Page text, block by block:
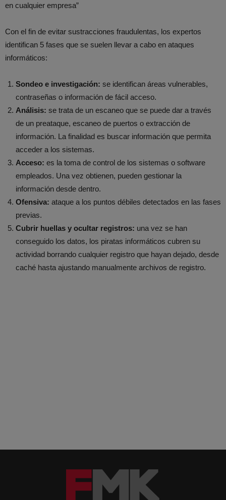
en cualquier empresa”
Con el fin de evitar sustracciones fraudulentas, los expertos
identifican 5 fases que se suelen llevar a cabo en ataques
informáticos:
Sondeo e investigación: se identifican áreas vulnerables,
contraseñas o información de fácil acceso.
Análisis: se trata de un escaneo que se puede dar a través
de un preataque, escaneo de puertos o extracción de
información. La finalidad es buscar información que permita
acceder a los sistemas.
Acceso: es la toma de control de los sistemas o software
empleados. Una vez obtienen, pueden gestionar la
información desde dentro.
Ofensiva: ataque a los puntos débiles detectados en las fases
previas.
Cubrir huellas y ocultar registros: una vez se han
conseguido los datos, los piratas informáticos cubren su
actividad borrando cualquier registro que hayan dejado, desde
caché hasta ajustando manualmente archivos de registro.